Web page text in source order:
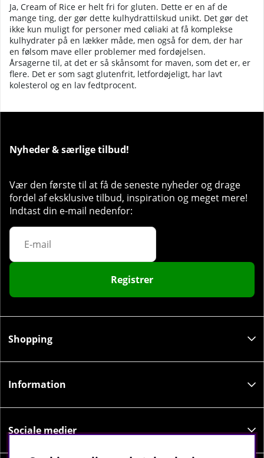
Ja, Cream of Rice er helt fri for gluten. Dette er en af de
mange ting, der gør dette kulhydrattilskud unikt. Det gør det
ikke kun muligt for personer med cøliaki at få komplekse
kulhydrater på en lækker måde, men også for dem, der har
en følsom mave eller problemer med fordøjelsen.
Årsagerne til, at det er så skånsomt for maven, som det er, er
flere. Det er som sagt glutenfrit, letfordøjeligt, har lavt
kolesterol og en lav fedtprocent.
Nyheder & særlige tilbud!
Vær den første til at få de seneste nyheder og drage
fordel af eksklusive tilbud, inspiration og meget mere!
Indtast din e-mail nedenfor:
Registrer
Shopping
Information
Sociale medier